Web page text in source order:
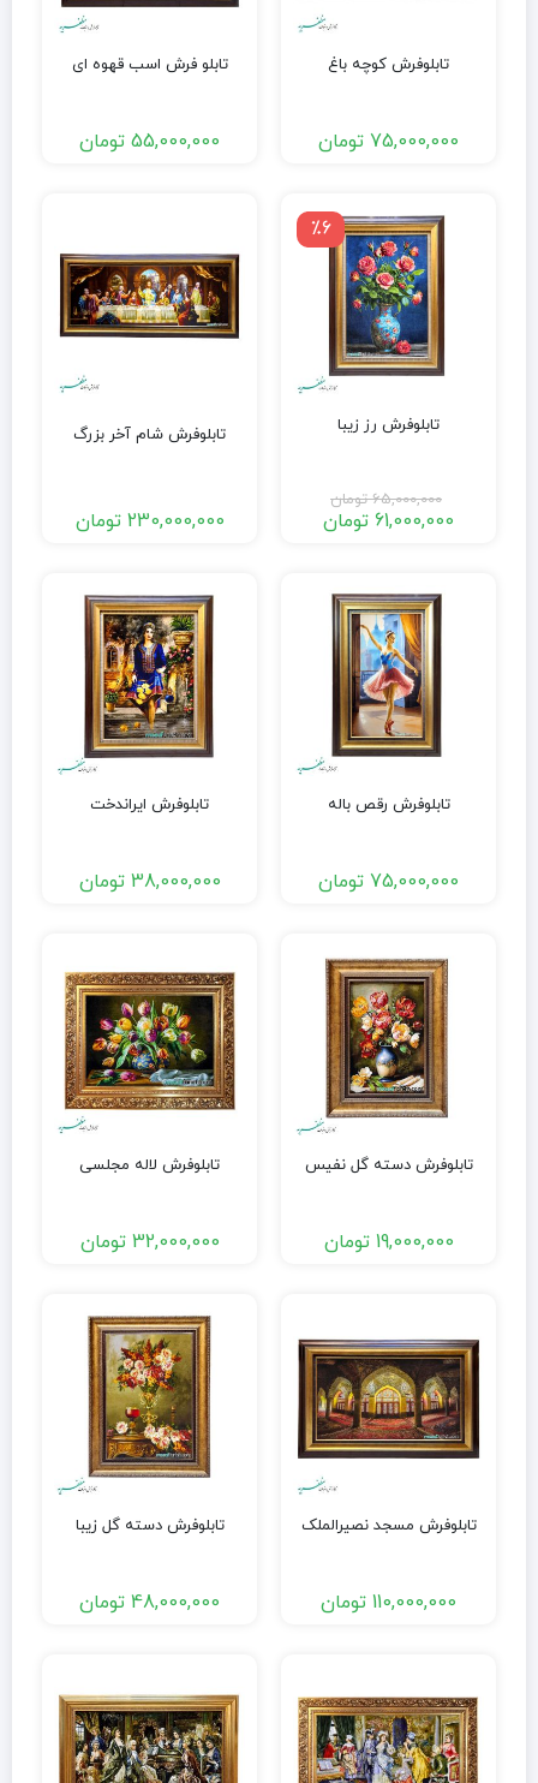
تابلوفرش کوچه باغ
75,000,000 تومان
تابلو فرش اسب قهوه ای
55,000,000 تومان
٪6
تابلوفرش رز زیبا
65,000,000 تومان
61,000,000 تومان
تابلوفرش شام آخر بزرگ
230,000,000 تومان
تابلوفرش رقص باله
75,000,000 تومان
تابلوفرش ایراندخت
38,000,000 تومان
تابلوفرش دسته گل نفیس
19,000,000 تومان
تابلوفرش لاله مجلسی
32,000,000 تومان
تابلوفرش مسجد نصیرالملک
110,000,000 تومان
تابلوفرش دسته گل زیبا
48,000,000 تومان